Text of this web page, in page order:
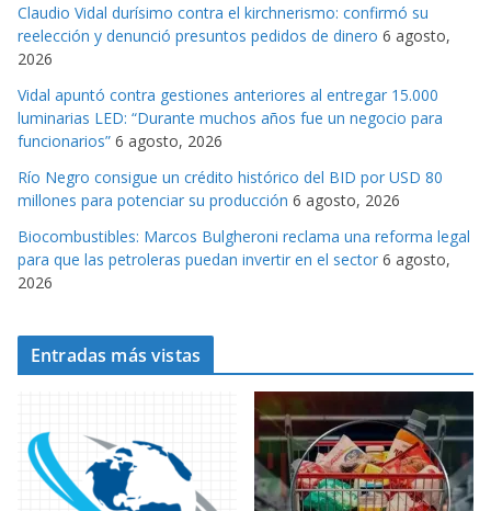
i
a
s
Claudio Vidal durísimo contra el kirchnerismo: confirmó su
reelección y denunció presuntos pedidos de dinero 6 agosto,
2026
Vidal apuntó contra gestiones anteriores al entregar 15.000
luminarias LED: “Durante muchos años fue un negocio para
funcionarios” 6 agosto, 2026
Río Negro consigue un crédito histórico del BID por USD 80
millones para potenciar su producción 6 agosto, 2026
Biocombustibles: Marcos Bulgheroni reclama una reforma legal
para que las petroleras puedan invertir en el sector 6 agosto,
2026
Entradas más vistas